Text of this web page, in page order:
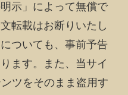
示」によって無償で
転載はお断りいたし
ついても、事前予告
ます。また、当サイ
ツをそのまま盗用す